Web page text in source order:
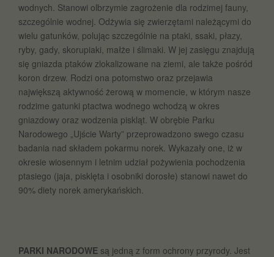
wodnych. Stanowi olbrzymie zagrożenie dla rodzimej fauny,
szczególnie wodnej. Odżywia się zwierzętami należącymi do
wielu gatunków, polując szczególnie na ptaki, ssaki, płazy,
ryby, gady, skorupiaki, małże i ślimaki. W jej zasięgu znajdują
się gniazda ptaków zlokalizowane na ziemi, ale także pośród
koron drzew. Rodzi ona potomstwo oraz przejawia
największą aktywność żerową w momencie, w którym nasze
rodzime gatunki ptactwa wodnego wchodzą w okres
gniazdowy oraz wodzenia piskląt. W obrębie Parku
Narodowego „Ujście Warty” przeprowadzono swego czasu
badania nad składem pokarmu norek. Wykazały one, iż w
okresie wiosennym i letnim udział pożywienia pochodzenia
ptasiego (jaja, pisklęta i osobniki dorosłe) stanowi nawet do
90% diety norek amerykańskich.
PARKI NARODOWE są jedną z form ochrony przyrody. Jest